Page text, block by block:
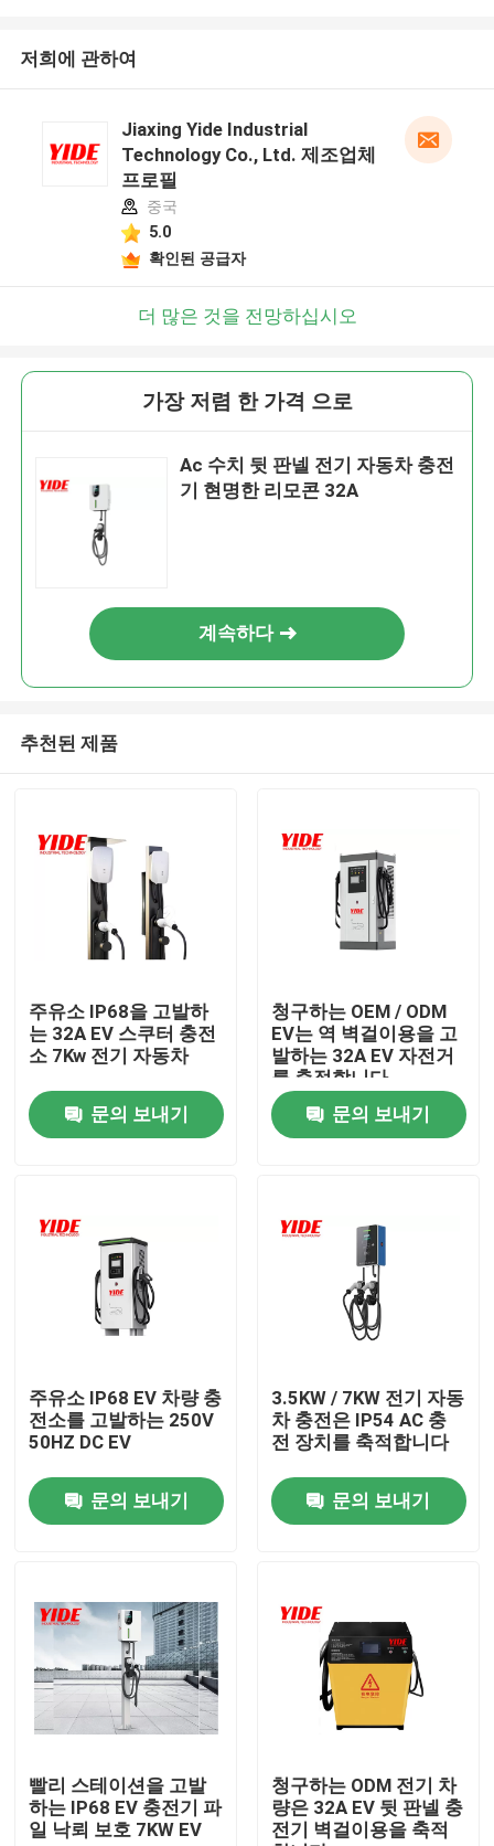
회사 소개
제품 소개
전기 자동차 연결기
오토바이 전기 커넥터
에아이크 배터리 커넥터
파일을 고발하는 EV
저희에 관하여
Jiaxing Yide Industrial
Technology Co., Ltd. 제조업체
프로필
중국
5.0
확인된 공급자
더 많은 것을 전망하십시오
가장 저렴 한 가격 으로
Ac 수치 뒷 판넬 전기 자동차 충전
기 현명한 리모콘 32A
계속하다
추천된 제품
주유소 IP68을 고발하
는 32A EV 스쿠터 충전
소 7Kw 전기 자동차
문의 보내기
청구하는 OEM / ODM
EV는 역 벽걸이용을 고
발하는 32A EV 자전거
를 축적합니다
문의 보내기
주유소 IP68 EV 차량 충
전소를 고발하는 250V
50HZ DC EV
문의 보내기
3.5KW / 7KW 전기 자동
차 충전은 IP54 AC 충
전 장치를 축적합니다
문의 보내기
빨리 스테이션을 고발
하는 IP68 EV 충전기 파
일 낙뢰 보호 7KW EV
청구하는 ODM 전기 차
량은 32A EV 뒷 판넬 충
전기 벽걸이용을 축적